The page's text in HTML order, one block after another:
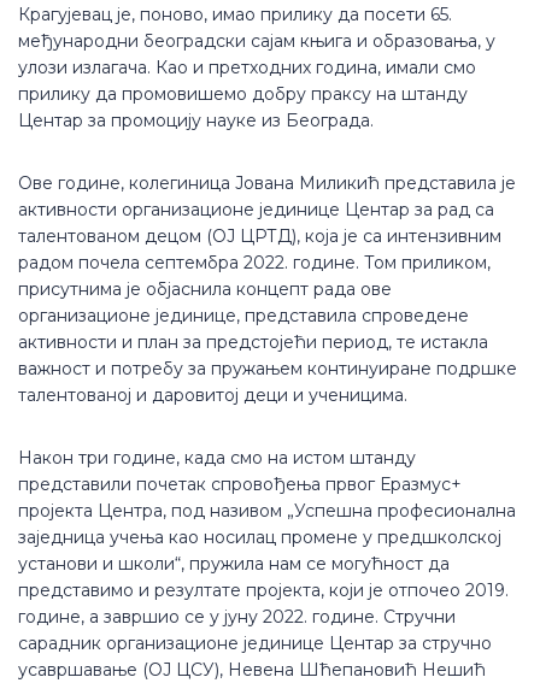
Крагујевац је, поново, имао прилику да посети 65.
међународни београдски сајам књига и образовања, у
улози излагача. Као и претходних година, имали смо
прилику да промовишемо добру праксу на штанду
Центар за промоцију науке из Београда.
Ове године, колегиница Јована Миликић представила је
активности организационе јединице Центар за рад са
талентованом децом (ОЈ ЦРТД), која је са интензивним
радом почела септембра 2022. године. Том приликом,
присутнима је објаснила концепт рада ове
организационе јединице, представила спроведене
активности и план за предстојећи период, те истакла
важност и потребу за пружањем континуиране подршке
талентованој и даровитој деци и ученицима.
Након три године, када смо на истом штанду
представили почетак спровођења првог Еразмус+
пројекта Центра, под називом „Успешна професионална
заједница учења као носилац промене у предшколској
установи и школи“, пружила нам се могућност да
представимо и резултате пројекта, који је отпочео 2019.
године, а завршио се у јуну 2022. године. Стручни
сарадник организационе јединице Центар за стручно
усавршавање (ОЈ ЦСУ), Невена Шћепановић Нешић